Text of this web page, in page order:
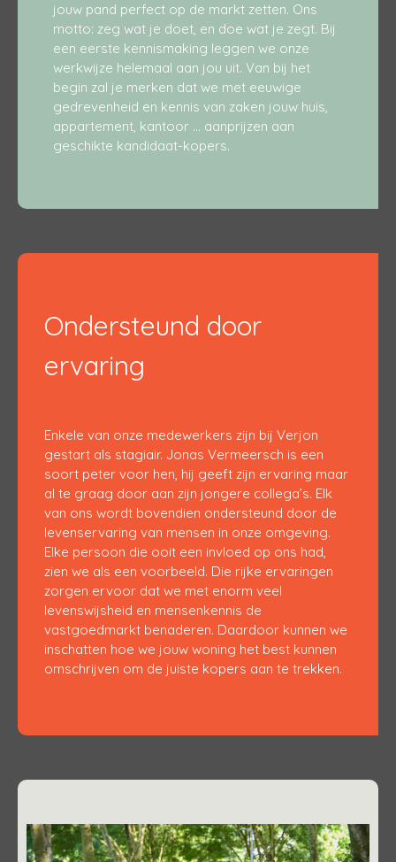
jouw pand perfect op de markt zetten. Ons
motto: zeg wat je doet, en doe wat je zegt. Bij
een eerste kennismaking leggen we onze
werkwijze helemaal aan jou uit. Van bij het
begin zal je merken dat we met eeuwige
gedrevenheid en kennis van zaken jouw huis,
appartement, kantoor … aanprijzen aan
geschikte kandidaat-kopers.
Ondersteund door
ervaring
Enkele van onze medewerkers zijn bij Verjon
gestart als stagiair. Jonas Vermeersch is een
soort peter voor hen, hij geeft zijn ervaring maar
al te graag door aan zijn jongere collega’s. Elk
van ons wordt bovendien ondersteund door de
levenservaring van mensen in onze omgeving.
Elke persoon die ooit een invloed op ons had,
zien we als een voorbeeld. Die rijke ervaringen
zorgen ervoor dat we met enorm veel
levenswijsheid en mensenkennis de
vastgoedmarkt benaderen. Daardoor kunnen we
inschatten hoe we jouw woning het best kunnen
omschrijven om de juiste kopers aan te trekken.